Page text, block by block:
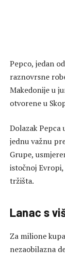
Pepco, jedan
raznovrsne
Makedonije u
otvorene u
Dolazak Pepca
jednu važnu
Grupe,
istočnoj
tržišta.
Lanac s
Za milione
nezaobilazna